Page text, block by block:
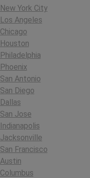
New York City
Los Angeles
Chicago
Houston
Philadelphia
Phoenix
San Antonio
San Diego
Dallas
San Jose
Indianapolis
Jacksonville
San Francisco
Austin
Columbus